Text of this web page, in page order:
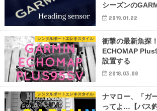
シーズンの
2019.01.22
レンタルボートエレキスタイル
衝撃の最新魚探
ECHOMAP
設置する
2018.03.08
レンタルボートエレキスタイル
ナマロー、「ガ
ってよ…【バス